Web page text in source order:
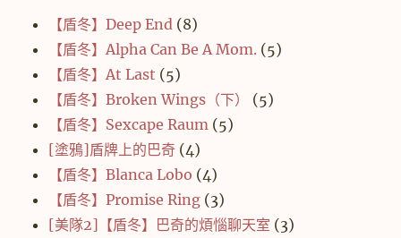
【盾冬】Deep End (8)
【盾冬】Alpha Can Be A Mom. (5)
【盾冬】At Last (5)
【盾冬】Broken Wings（下）
(5)
【盾冬】Sexcape Raum (5)
[塗鴉]盾牌上的巴奇 (4)
【盾冬】Blanca Lobo (4)
【盾冬】Promise Ring (3)
[美隊2]【盾冬】巴奇的煩惱聊天室 (3)